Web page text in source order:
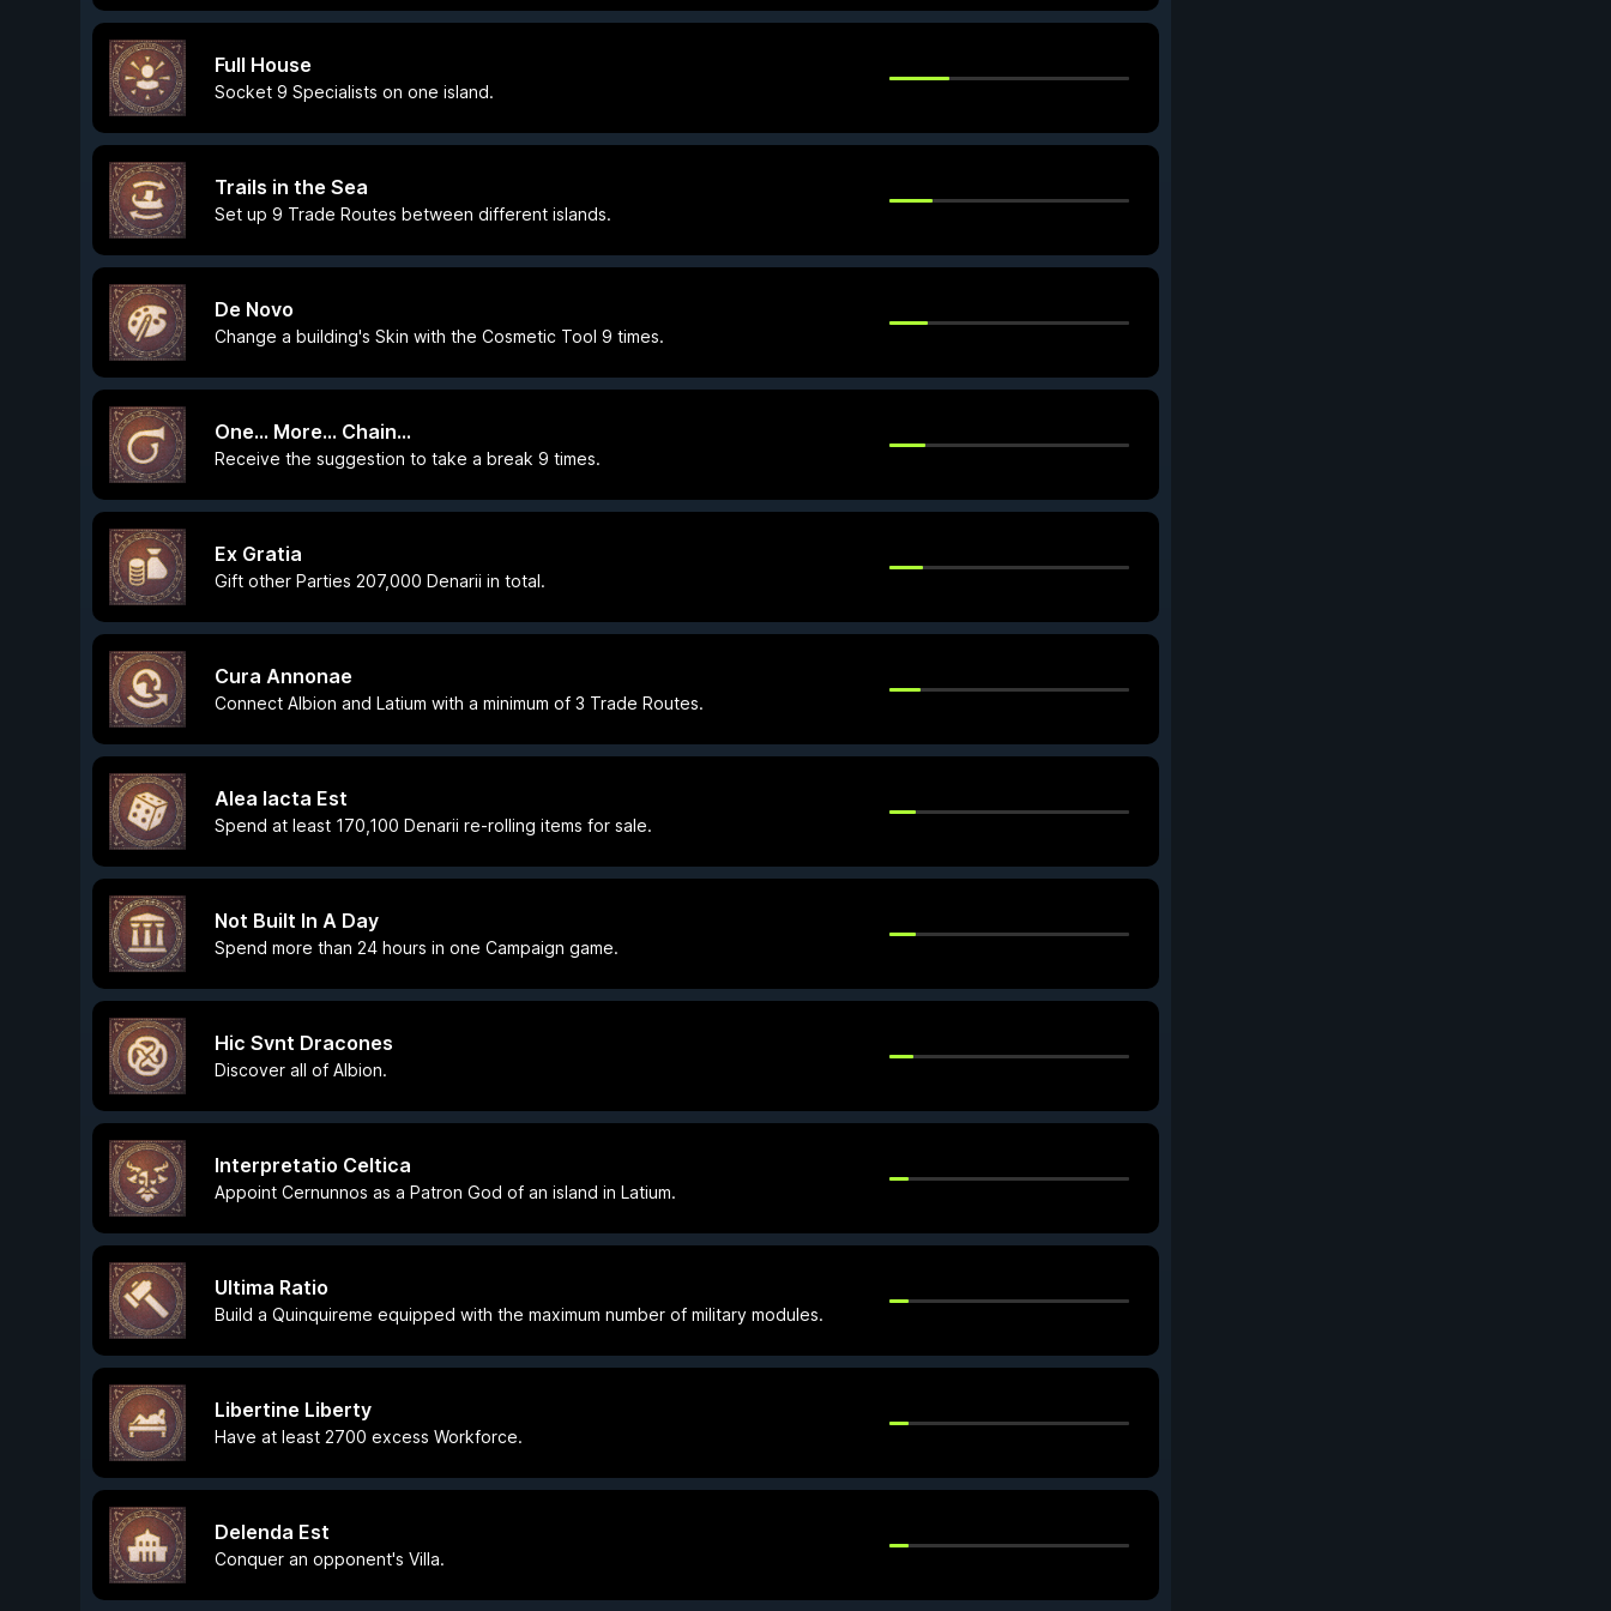
Full House
Socket 9 Specialists on one island.
Trails in the Sea
Set up 9 Trade Routes between different islands.
De Novo
Change a building's Skin with the Cosmetic Tool 9 times.
One... More... Chain...
Receive the suggestion to take a break 9 times.
Ex Gratia
Gift other Parties 207,000 Denarii in total.
Cura Annonae
Connect Albion and Latium with a minimum of 3 Trade Routes.
Alea Iacta Est
Spend at least 170,100 Denarii re-rolling items for sale.
Not Built In A Day
Spend more than 24 hours in one Campaign game.
Hic Svnt Dracones
Discover all of Albion.
Interpretatio Celtica
Appoint Cernunnos as a Patron God of an island in Latium.
Ultima Ratio
Build a Quinquireme equipped with the maximum number of military modules.
Libertine Liberty
Have at least 2700 excess Workforce.
Delenda Est
Conquer an opponent's Villa.